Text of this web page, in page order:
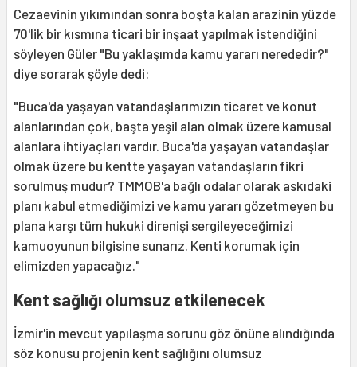
Cezaevinin yıkımından sonra boşta kalan arazinin yüzde
70'lik bir kısmına ticari bir inşaat yapılmak istendiğini
söyleyen Güler "Bu yaklaşımda kamu yararı nerededir?"
diye sorarak şöyle dedi:
"Buca'da yaşayan vatandaşlarımızın ticaret ve konut
alanlarından çok, başta yeşil alan olmak üzere kamusal
alanlara ihtiyaçları vardır. Buca'da yaşayan vatandaşlar
olmak üzere bu kentte yaşayan vatandaşların fikri
sorulmuş mudur? TMMOB'a bağlı odalar olarak askıdaki
planı kabul etmediğimizi ve kamu yararı gözetmeyen bu
plana karşı tüm hukuki direnişi sergileyeceğimizi
kamuoyunun bilgisine sunarız. Kenti korumak için
elimizden yapacağız."
Kent sağlığı olumsuz etkilenecek
İzmir'in mevcut yapılaşma sorunu göz önüne alındığında
söz konusu projenin kent sağlığını olumsuz